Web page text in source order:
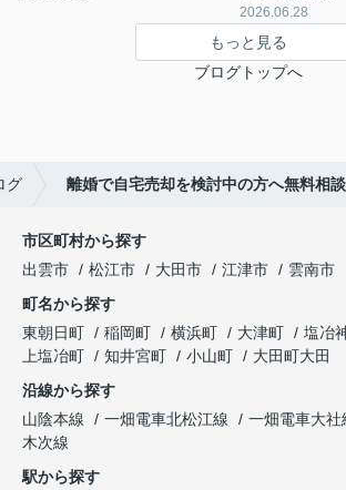
2026.06.28
もっと見る
ブログトップへ
グ 離婚で自宅売却を検討中の方へ無料相
市区町村から探す
出雲市
松江市 大田市 江津市
雲南市
町名から探す
東朝日町
稲岡町 横浜町 大津町 塩冶
上塩冶町
知井宮町 小山町
大田町大田
沿線から探す
山陰本線
一畑電車北松江線 一畑電車大社
木次線
駅から探す